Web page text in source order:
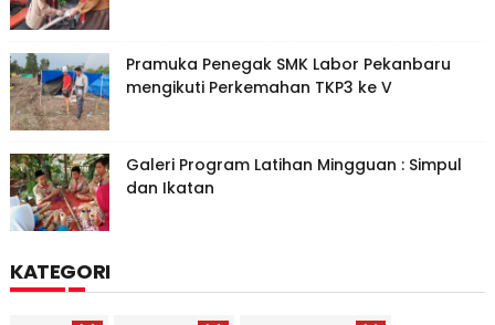
Pramuka Penegak SMK Labor Pekanbaru
mengikuti Perkemahan TKP3 ke V
Galeri Program Latihan Mingguan : Simpul
dan Ikatan
KATEGORI